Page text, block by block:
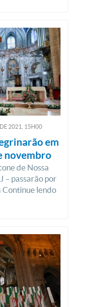
DE2021, 15H00
em
novembro
de Nossa
– passarão por
Continue lendo